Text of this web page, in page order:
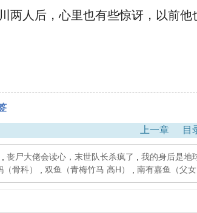
人后，心里也有些惊讶，以前
上一章 目
丧尸大佬会读心，末世队长杀疯了 我的身后是地
骨科） 双鱼（青梅竹马 高H） 南有嘉鱼（父女